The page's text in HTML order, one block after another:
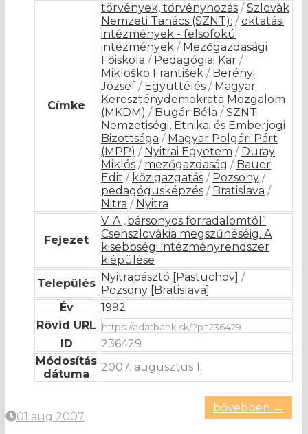
Címke
törvények, törvényhozás /Szlovák
Nemzeti Tanács (SZNT): /oktatási
intézmények - felsofokú
intézmények / Mezőgazdasági
Főiskola / Pedagógiai Kar /
Mikloško František / Berényi
József / Együttélés / Magyar
Kereszténydemokrata Mozgalom
(MKDM) / Bugár Béla /SZNT
Nemzetiségi, Etnikai és Emberjogi
Bizottsága / Magyar Polgári Párt
(MPP) / Nyitrai Egyetem / Duray
Miklós / mezőgazdaság / Bauer
Edit / közigazgatás / Pozsony /
pedagógusképzés / Bratislava /
Nitra / Nyitra
Fejezet
V. A „bársonyos forradalomtól”
Csehszlovákia megszűnéséig. A
kisebbségi intézményrendszer
kiépülése
Település Nyitrapásztó [Pastuchov] /
Pozsony [Bratislava]
Év
1992
Rövid URL
ID
236429
Módosítás
dátuma
2007. augusztus 1.
bővebben →
01 aug 2007